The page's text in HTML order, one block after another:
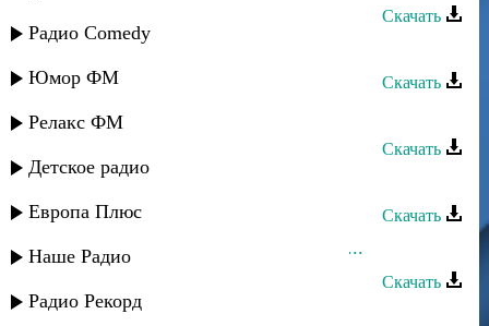
Радио Comedy
Юмор ФМ
Релакс ФМ
Детское радио
Европа Плюс
Наше Радио
Радио Рекорд
Скачать
Асхат Айдемиров - Дагма
Скачать
Асхат Айдемиров - Люди гор
Скачать
Асхат Айдемиров - Радима
Скачать
Асхат Айдемиров - Песня далалай...
Скачать
Асхат Айдемиров - Солнышко